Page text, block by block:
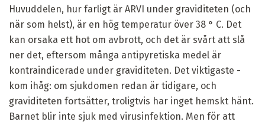
Huvuddelen, hur farligt är ARVI under graviditeten (och
när som helst), är en hög temperatur över 38 ° C. Det
kan orsaka ett hot om avbrott, och det är svårt att slå
ner det, eftersom många antipyretiska medel är
kontraindicerade under graviditeten. Det viktigaste -
kom ihåg: om sjukdomen redan är tidigare, och
graviditeten fortsätter, troligtvis har inget hemskt hänt.
Barnet blir inte sjuk med virusinfektion. Men för att